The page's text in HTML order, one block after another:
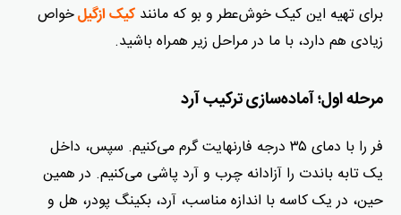
برای تهیه این کیک خوش‌عطر و بو که مانند کیک ازگیلخواص
زیادی هم دارد، با ما در مراحل زیر همراه باشید.
مرحله اول؛ آماده‌سازی ترکیب آرد
فر را با دمای ۳۵ درجه فارنهایت گرم می‌کنیم. سپس، داخل
یک تابه باندت را آزادانه چرب و آرد پاشی می‌کنیم. در همین
حین، در یک کاسه با اندازه مناسب، آرد، بکینگ پودر، هل و